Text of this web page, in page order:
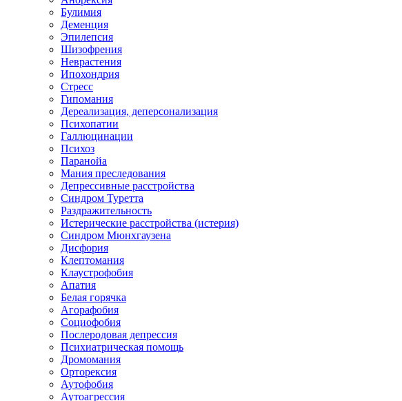
Булимия
Деменция
Эпилепсия
Шизофрения
Неврастения
Ипохондрия
Стресс
Гипомания
Дереализация, деперсонализация
Психопатии
Галлюцинации
Психоз
Паранойа
Мания преследования
Депрессивные расстройства
Синдром Туретта
Раздражительность
Истерические расстройства (истерия)
Синдром Мюнхгаузена
Дисфория
Клептомания
Клаустрофобия
Апатия
Белая горячка
Агорафобия
Социофобия
Послеродовая депрессия
Психиатрическая помощь
Дромомания
Орторексия
Аутофобия
Аутоагрессия